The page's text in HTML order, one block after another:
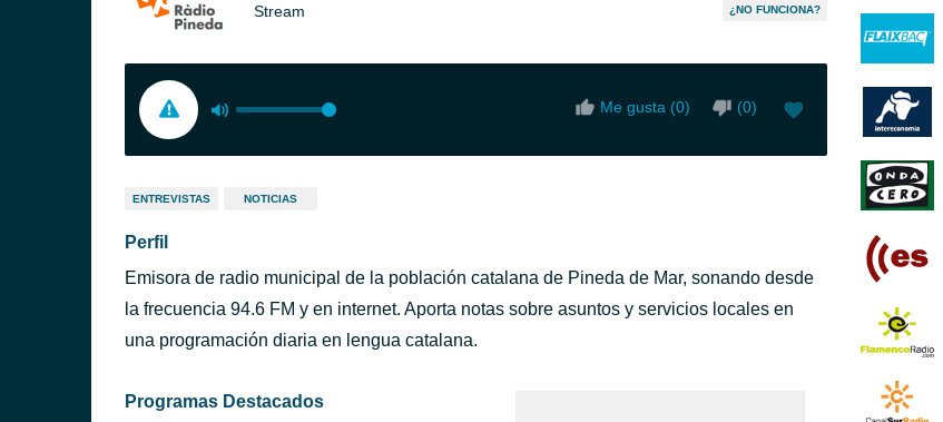
Stream ¿NO FUNCIONA?
Me gusta (0) (0)
ENTREVISTAS NOTICIAS
Perfil
Emisora de radio municipal de la población catalana de Pineda de Mar, sonando desde
la frecuencia 94.6 FM y en internet. Aporta notas sobre asuntos y servicios locales en
una programación diaria en lengua catalana.
Programas Destacados